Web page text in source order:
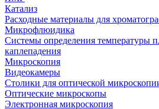
Катализ
Расходные материалы для
Микрофлюидика
Системы определения температуры
каплепадения
Микроскопия
Видеокамеры
Столики для оптической
Оптические микроскопы
Электронная микроскопия